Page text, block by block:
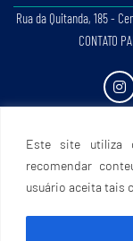
Este site utiliza
recomendar
usuário aceita tais
Rua da Quitanda, 185 -
CONTATO